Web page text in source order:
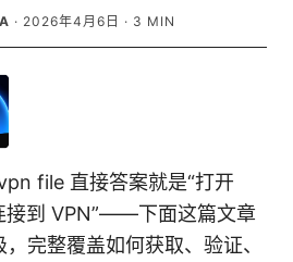
· 2026年4月6日 · 3 MIN
file 直接答案就是“打开
接到 VPN”——下面这篇文章
完整覆盖如何获取、验证、